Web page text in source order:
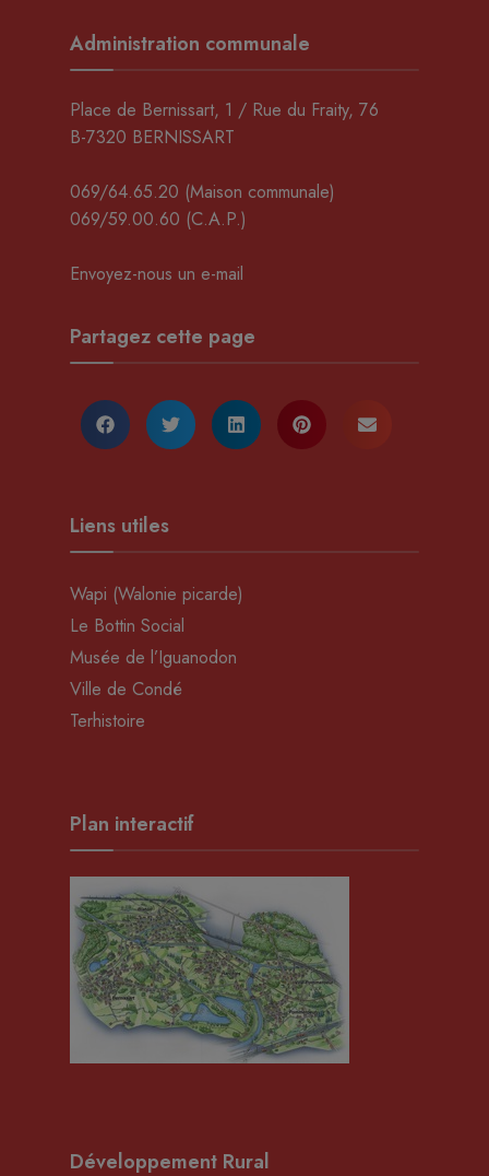
Administration communale
Place de Bernissart, 1 / Rue du Fraity, 76
B-7320 BERNISSART
069/64.65.20 (Maison communale)
069/59.00.60 (C.A.P.)
Envoyez-nous un e-mail
Partagez cette page
Liens utiles
Wapi (Walonie picarde)
Le Bottin Social
Musée de l’Iguanodon
Ville de Condé
Terhistoire
Plan interactif
Développement Rural